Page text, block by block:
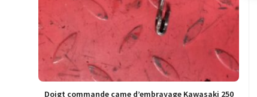
Doigt commande came d’embrayage Kawasaki 250